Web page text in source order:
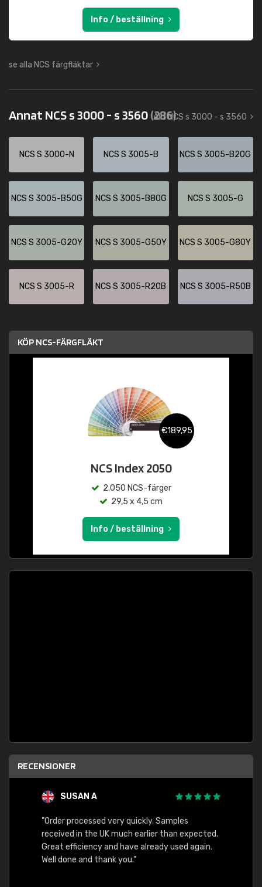
Info / beställning
se alla NCS färgfläktar
Annat NCS s 3000 - s 3560(286)
Allt NCS s 3000 - s 3560
NCS S 3000-N NCS S 3005-B NCS S 3005-B20G
NCS S 3005-B50G NCS S 3005-B80G NCS S 3005-G
NCS S 3005-G20Y NCS S 3005-G50Y NCS S 3005-G80Y
NCS S 3005-R NCS S 3005-R20B NCS S 3005-R50B
KÖP NCS-FÄRGFLÄKT
€189,95
NCS Index 2050
2.050 NCS-färger
29,5 x 4,5 cm
Info / beställning
RECENSIONER
SUSAN A
"Order processed very quickly. Samples
received in the UK much earlier than expected.
Great efficiency and have already used again.
Well done and thank you."